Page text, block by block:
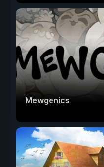
Mewgenics